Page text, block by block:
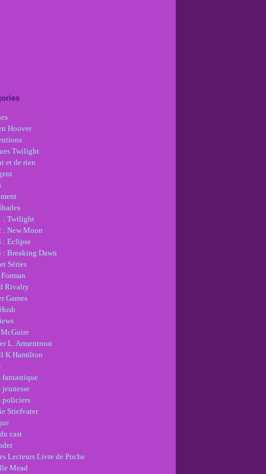
Hoover
Twilight
et de rien
: Twilight
: New Moon
: Eclipse
: Breaking Dawn
Séries
Rivalry
Games
McGuire
L. Armentrout
K Hamilton
fantastique
policiers
Stiefvater
cast
Lecteurs Livre de Poche
Mead